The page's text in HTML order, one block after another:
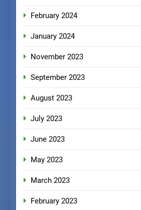
February 2024
January 2024
November 2023
September 2023
August 2023
July 2023
June 2023
May 2023
March 2023
February 2023